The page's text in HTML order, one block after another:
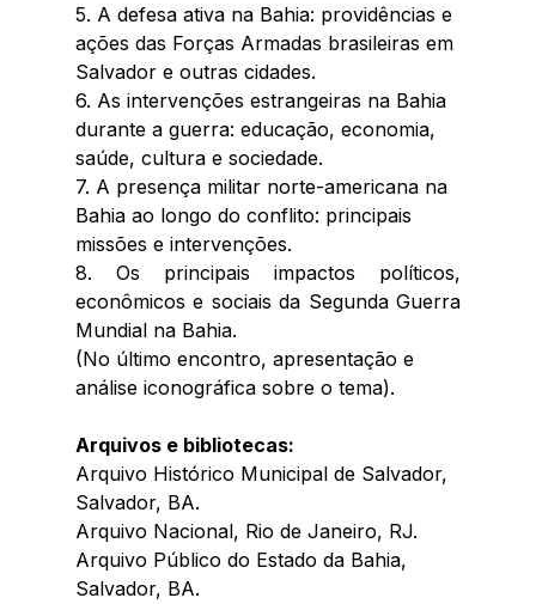
5. A defesa ativa na Bahia: providências e
ações das Forças Armadas brasileiras em
Salvador e outras cidades.
6. As intervenções estrangeiras na Bahia
durante a guerra: educação, economia,
saúde, cultura e sociedade.
7. A presença militar norte-americana na
Bahia ao longo do conflito: principais
missões e intervenções.
8. Os principais impactos políticos,
econômicos e sociais da Segunda Guerra
Mundial na Bahia.
(No último encontro, apresentação e
análise iconográfica sobre o tema).
Arquivos e bibliotecas:
Arquivo Histórico Municipal de Salvador,
Salvador, BA.
Arquivo Nacional, Rio de Janeiro, RJ.
Arquivo Público do Estado da Bahia,
Salvador, BA.